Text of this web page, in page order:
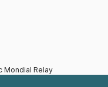
Mondial Relay